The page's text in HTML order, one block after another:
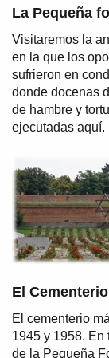
La Pequeña
Visitaremos la
en la que los
sufrieron en
donde docenas
de hambre y
ejecutadas aquí.
El
El cementerio
1945 y 1958. En
de la Pequeña